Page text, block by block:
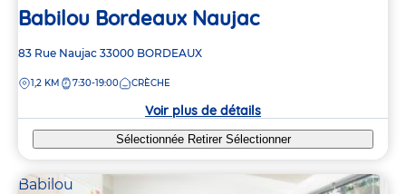
Babilou Bordeaux Naujac
Adresse
la
83 Rue Naujac 33000 BORDEAUX
DISTANCE
1,2 KM 7:30-19:00 CRÈCHE
Voir plus de détails
Sélectionnée Retirer Sélectionner
Babilou